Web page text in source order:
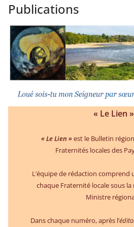
Publications
« Le Lien »
« Le Lien » est le Bulletin
Fraternités locales des
L’équipe de rédaction
chaque Fraternité locale sous
Ministre
Dans chaque numéro, après l’